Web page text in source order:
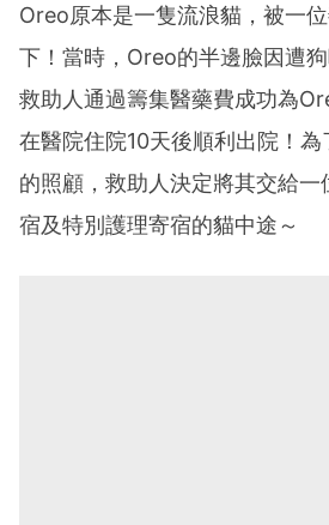
Oreo原本是一隻流浪貓，被一
下！當時，Oreo的半邊臉因遭
救助人通過籌集醫藥費成功為
在醫院住院10天後順利出院！
的照顧，救助人決定將其交給
宿及特別護理寄宿的貓中途～